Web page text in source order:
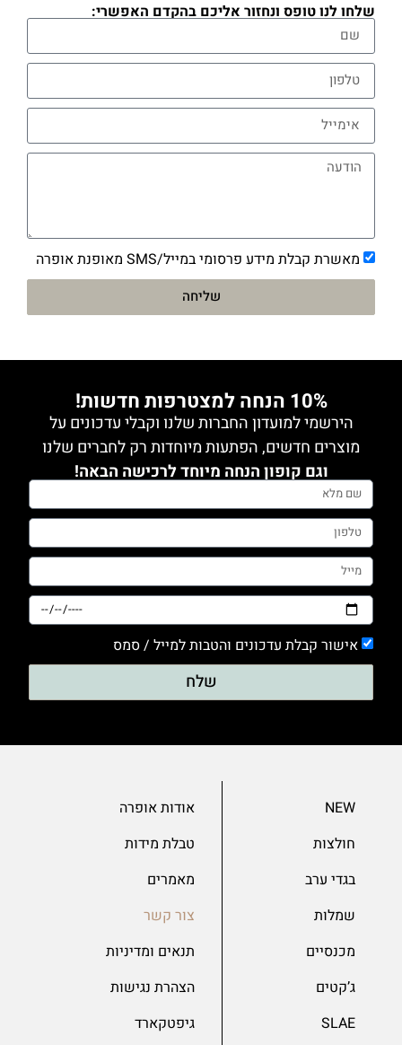
שלחו לנו טופס ונחזור אליכם בהקדם האפשרי:
מאשרת קבלת מידע פרסומי במייל/SMS מאופנת אופרה
שליחה
10% הנחה למצטרפות חדשות!
הירשמי למועדון החברות שלנו וקבלי עדכונים על
מוצרים חדשים, הפתעות מיוחדות רק לחברים שלנו
וגם קופון הנחה מיוחד לרכישה הבאה!
אישור קבלת עדכונים והטבות למייל / סמס
שלח
NEW
חולצות
בגדי ערב
שמלות
מכנסיים
ג’קטים
SLAE
אודות אופרה
טבלת מידות
מאמרים
צור קשר
תנאים ומדיניות
הצהרת נגישות
גיפטקארד